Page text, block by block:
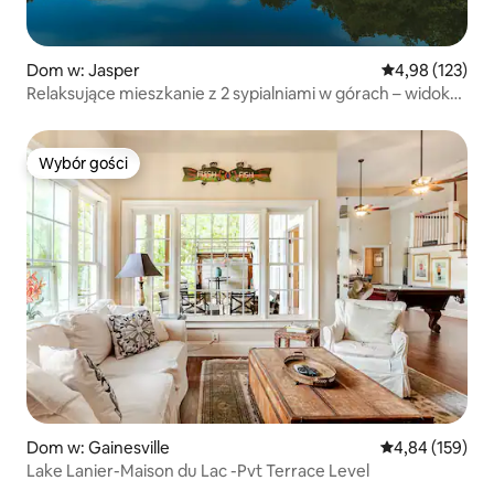
Dom w: Jasper Średnia
4,98 (123)
Relaksujące mieszkanie z 2 sypialniami w górach – widok
Wybór gości
Wybór gości
Dom w: Gainesville Średnia
4,84 (159)
Lake Lanier-Maison du Lac -Pvt Terrace Level